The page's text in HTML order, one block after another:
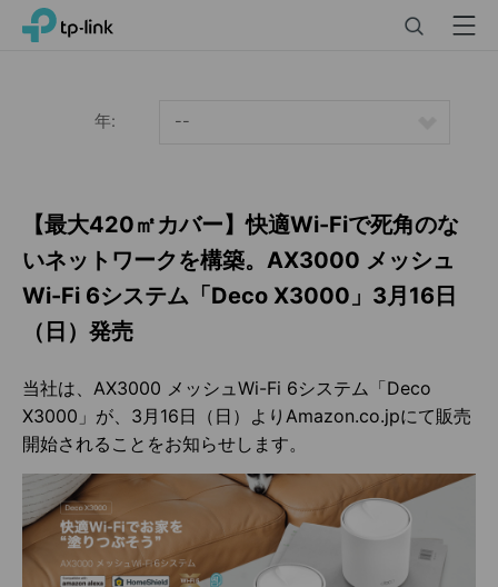
ClickTP-Link, Reliably Smart Menu
年: --
【最大420㎡カバー】快適Wi-Fiで死角のな
いネットワークを構築。AX3000 メッシュ
Wi-Fi 6システム「Deco X3000」3月16日
（日）発売
当社は、AX3000 メッシュWi-Fi 6システム「Deco
X3000」が、3月16日（日）よりAmazon.co.jpにて販売
開始されることをお知らせします。